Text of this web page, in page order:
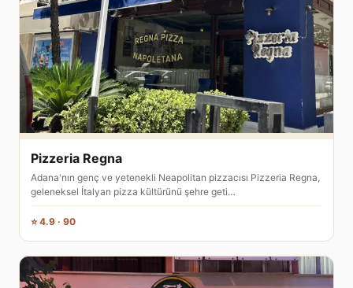
Pizzeria Regna
Adana'nın genç ve yetenekli Neapolitan pizzacısı Pizzeria Regna,
geleneksel İtalyan pizza kültürünü şehre geti…
⭐ 4.9 · 90